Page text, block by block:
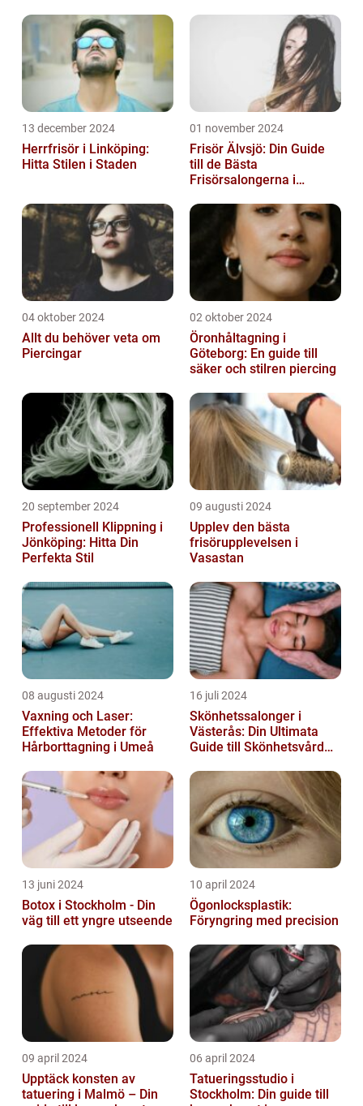
13 december 2024
Herrfrisör i Linköping:
Hitta Stilen i Staden
01 november 2024
Frisör Älvsjö: Din Guide
till de Bästa
Frisörsalongerna i
04 oktober 2024
Allt du behöver veta om
Piercingar
02 oktober 2024
Öronhåltagning i
Göteborg: En guide till
säker och stilren piercing
20 september 2024
Professionell Klippning i
Jönköping: Hitta Din
Perfekta Stil
09 augusti 2024
Upplev den bästa
frisörupplevelsen i
Vasastan
08 augusti 2024
Vaxning och Laser:
Effektiva Metoder för
Hårborttagning i Umeå
16 juli 2024
Skönhetssalonger i
Västerås: Din Ultimata
Guide till Skönhetsvård
13 juni 2024
Botox i Stockholm - Din
väg till ett yngre utseende
10 april 2024
Ögonlocksplastik:
Föryngring med precision
09 april 2024
Upptäck konsten av
tatuering i Malmö – Din
06 april 2024
Tatueringsstudio i
Stockholm: Din guide till